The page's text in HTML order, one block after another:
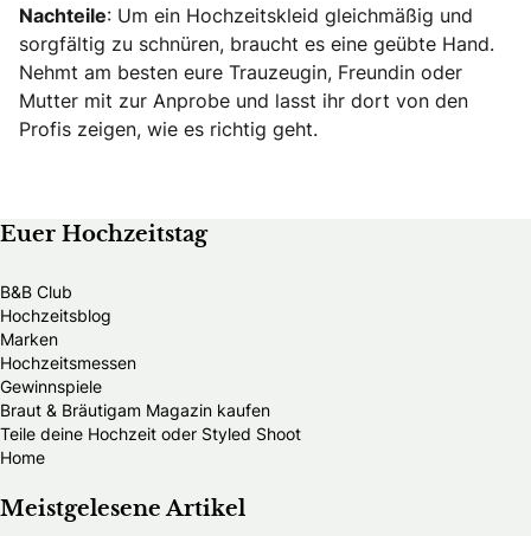
Nachteile: Um ein Hochzeitskleid gleichmäßig und
sorgfältig zu schnüren, braucht es eine geübte Hand.
Nehmt am besten eure Trauzeugin, Freundin oder
Mutter mit zur Anprobe und lasst ihr dort von den
Profis zeigen, wie es richtig geht.
Euer Hochzeitstag
B&B Club
Hochzeitsblog
Marken
Hochzeitsmessen
Gewinnspiele
Braut & Bräutigam Magazin kaufen
Teile deine Hochzeit oder Styled Shoot
Home
Meistgelesene Artikel